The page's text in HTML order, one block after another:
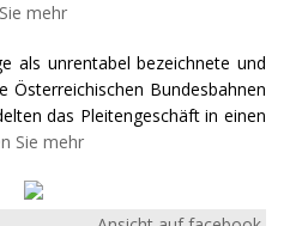
mehr
als unrentabel bezeichnete und
Österreichischen Bundesbahnen
das Pleitengeschäft in einen
Sie mehr